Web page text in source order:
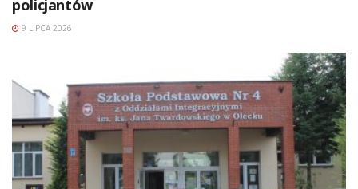
policjantów
9 LIPCA 2026